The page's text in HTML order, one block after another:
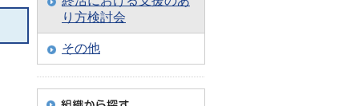
り方検討会
その他